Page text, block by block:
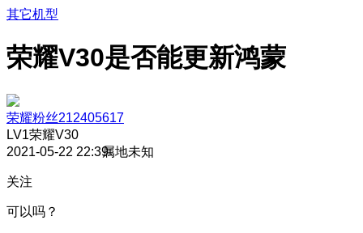
其它机型
荣耀V30是否能更新鸿蒙
荣耀粉丝212405617
LV1荣耀V30
2021-05-22 22:39属地未知
关注
可以吗？